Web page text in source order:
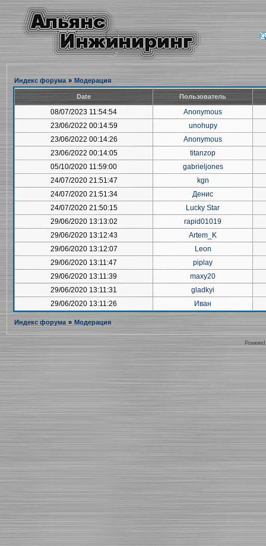
Индекс форума » Модерация
Date Пользователь
08/07/2023 11:54:54
Anonymous
23/06/2022 00:14:59
unohupy
23/06/2022 00:14:26
Anonymous
23/06/2022 00:14:05
titanzop
05/10/2020 11:59:00
gabrieljones
24/07/2020 21:51:47
kgn
24/07/2020 21:51:34
Денис
24/07/2020 21:50:15
Lucky Star
29/06/2020 13:13:02
rapid01019
29/06/2020 13:12:43
Artem_K
29/06/2020 13:12:07
Leon
29/06/2020 13:11:47
piplay
29/06/2020 13:11:39
maxy20
29/06/2020 13:11:31
gladkyi
29/06/2020 13:11:26
Иван
Индекс форума » Модерация